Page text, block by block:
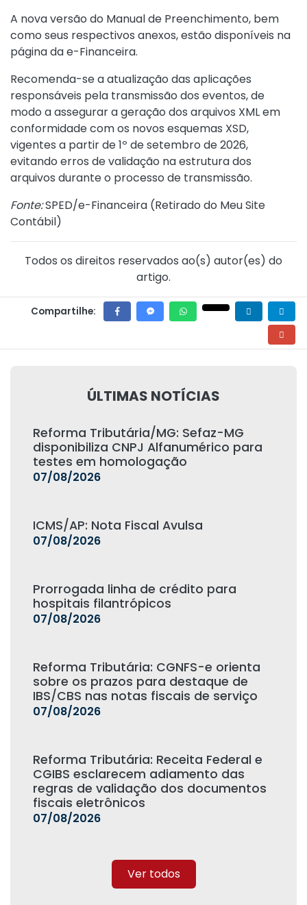
A nova versão do Manual de Preenchimento, bem
como seus respectivos anexos, estão disponíveis na
página dae-Financeira.
Recomenda-se a atualização das aplicações
responsáveis pela transmissão dos eventos, de
modo a assegurar a geração dos arquivos XML em
conformidade com os novos esquemas XSD,
vigentes a partir de 1º de setembro de 2026,
evitando erros de validação na estrutura dos
arquivos durante o processo de transmissão.
Fonte:SPED/e-Financeira (Retirado do Meu Site
Contábil)
Todos os direitos reservados ao(s) autor(es) do
artigo.
Compartilhe:
ÚLTIMAS NOTÍCIAS
Reforma Tributária/MG: Sefaz-MG
disponibiliza CNPJ Alfanumérico para
testes em homologação
07/08/2026
ICMS/AP: Nota Fiscal Avulsa
07/08/2026
Prorrogada linha de crédito para
hospitais filantrópicos
07/08/2026
Reforma Tributária: CGNFS-e orienta
sobre os prazos para destaque de
IBS/CBS nas notas fiscais de serviço
07/08/2026
Reforma Tributária: Receita Federal e
CGIBS esclarecem adiamento das
regras de validação dos documentos
fiscais eletrônicos
07/08/2026
Ver todos